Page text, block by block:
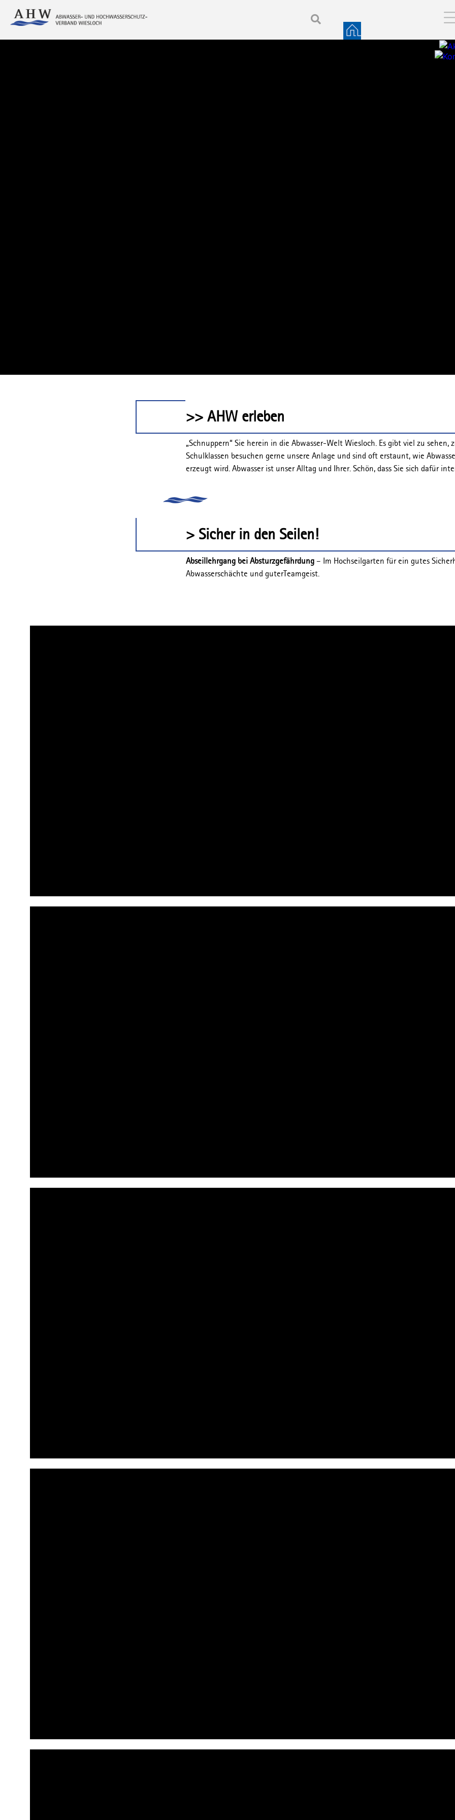
Search
>> AHW erleben
„Schnuppern“ Sie herein in die Abwasser-Welt Wiesloch. Es gibt viel zu sehen,
Schulklassen besuchen gerne unsere Anlage und sind oft erstaunt, wie
erzeugt wird. Abwasser ist unser Alltag und Ihrer. Schön, dass Sie sich dafür
> Sicher in den Seilen!
Abseillehrgang bei Absturzgefährdung – Im Hochseilgarten für ein gutes
Abwasserschächte und guterTeamgeist.